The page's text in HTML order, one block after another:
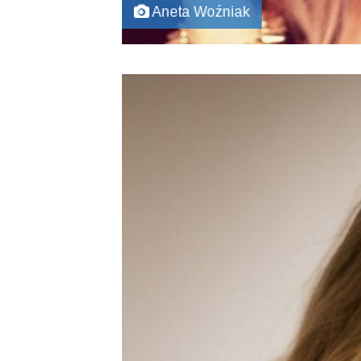
Aneta Woźniak